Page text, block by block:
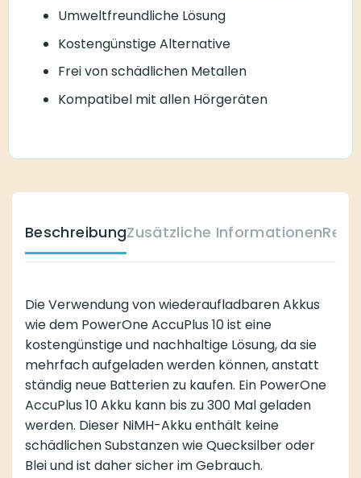
Umweltfreundliche Lösung
Kostengünstige Alternative
Frei von schädlichen Metallen
Kompatibel mit allen Hörgeräten
BeschreibungZusätzliche Informationen
Die Verwendung von wiederaufladbaren Akkus
wie dem PowerOne AccuPlus 10 ist eine
kostengünstige und nachhaltige Lösung, da sie
mehrfach aufgeladen werden können, anstatt
ständig neue Batterien zu kaufen. Ein PowerOne
AccuPlus 10 Akku kann bis zu 300 Mal geladen
werden. Dieser NiMH-Akku enthält keine
schädlichen Substanzen wie Quecksilber oder
Blei und ist daher sicher im Gebrauch.